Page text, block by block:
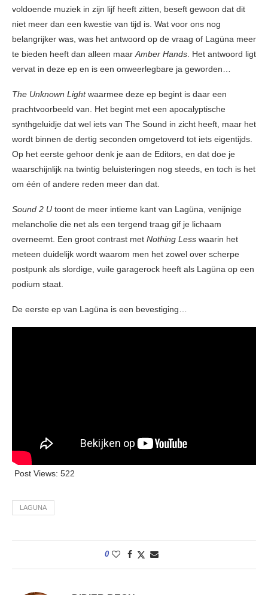
voldoende muziek in zijn lijf heeft zitten, beseft gewoon dat dit
niet meer dan een kwestie van tijd is. Wat voor ons nog
belangrijker was, was het antwoord op de vraag of Lagüna meer
te bieden heeft dan alleen maarAmber Hands. Het antwoord ligt
vervat in deze ep en is een onweerlegbare ja geworden…
The Unknown Lightwaarmee deze ep begint is daar een
prachtvoorbeeld van. Het begint met een apocalyptische
synthgeluidje dat wel iets van The Sound in zicht heeft, maar het
wordt binnen de dertig seconden omgetoverd tot iets eigentijds.
Op het eerste gehoor denk je aan de Editors, en dat doe je
waarschijnlijk na twintig beluisteringen nog steeds, en toch is het
om één of andere reden meer dan dat.
Sound 2 U toont de meer intieme kant van Lagüna, venijnige
melancholie die net als een tergend traag gif je lichaam
overneemt. Een groot contrast met Nothing Less waarin het
meteen duidelijk wordt waarom men het zowel over scherpe
postpunk als slordige, vuile garagerock heeft als Lagüna op een
podium staat.
De eerste ep van Lagüna is een bevestiging…
Post Views: 522
LAGUNA
0